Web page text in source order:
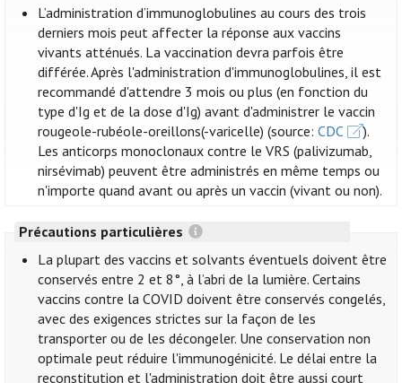
L’administration d’immunoglobulines au cours des trois
derniers mois peut affecter la réponse aux vaccins
vivants atténués. La vaccination devra parfois être
différée. Après l'administration d'immunoglobulines, il est
recommandé d'attendre 3 mois ou plus (en fonction du
type d'Ig et de la dose d'Ig) avant d'administrer le vaccin
rougeole-rubéole-oreillons(-varicelle) (source:CDC
).
Les anticorps monoclonaux contre le VRS (palivizumab,
nirsévimab) peuvent être administrés en même temps ou
n'importe quand avant ou après un vaccin (vivant ou non).
Précautions particulières
La plupart des vaccins et solvants éventuels doivent être
conservés entre 2 et 8°, à l’abri de la lumière. Certains
vaccins contre la COVID doivent être conservés congelés,
avec des exigences strictes sur la façon de les
transporter ou de les décongeler. Une conservation non
optimale peut réduire l'immunogénicité. Le délai entre la
reconstitution et l'administration doit être aussi court